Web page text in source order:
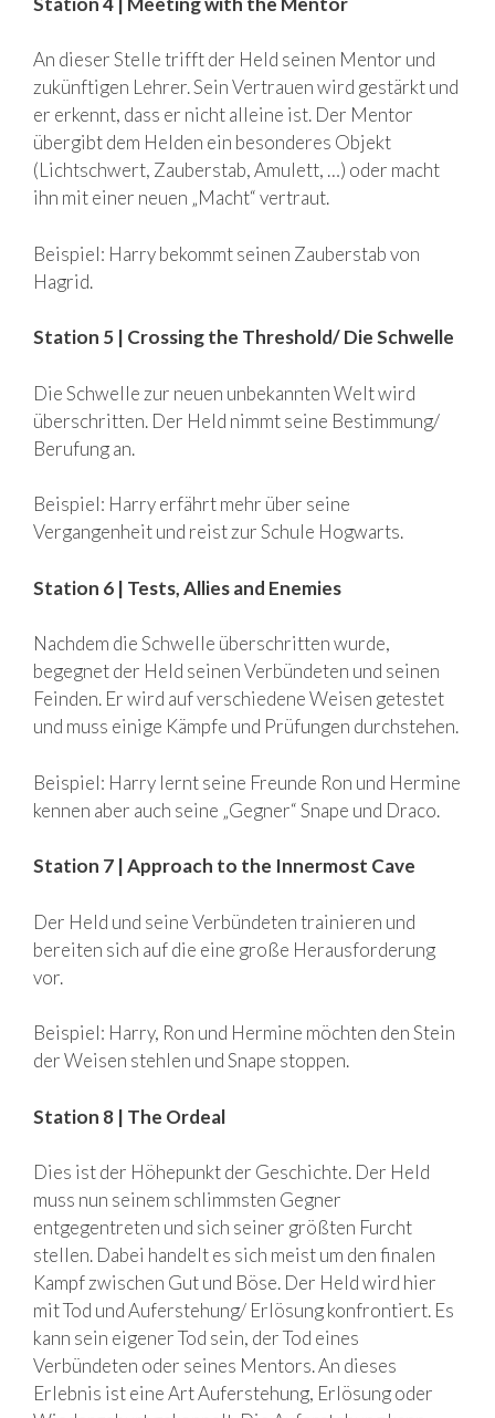
An dieser Stelle trifft der Held seinen Mentor und
zukünftigen Lehrer. Sein Vertrauen wird gestärkt und
er erkennt, dass er nicht alleine ist. Der Mentor
übergibt dem Helden ein besonderes Objekt
(Lichtschwert, Zauberstab, Amulett, …) oder macht
ihn mit einer neuen „Macht“ vertraut.
Beispiel: Harry bekommt seinen Zauberstab von
Hagrid.
Station 5 | Crossing the Threshold/ Die Schwelle
Die Schwelle zur neuen unbekannten Welt wird
überschritten. Der Held nimmt seine Bestimmung/
Berufung an.
Beispiel: Harry erfährt mehr über seine
Vergangenheit und reist zur Schule Hogwarts.
Station 6 | Tests, Allies and Enemies
Nachdem die Schwelle überschritten wurde,
begegnet der Held seinen Verbündeten und seinen
Feinden. Er wird auf verschiedene Weisen getestet
und muss einige Kämpfe und Prüfungen durchstehen.
Beispiel: Harry lernt seine Freunde Ron und Hermine
kennen aber auch seine „Gegner“ Snape und Draco.
Station 7 | Approach to the Innermost Cave
Der Held und seine Verbündeten trainieren und
bereiten sich auf die eine große Herausforderung
vor.
Beispiel: Harry, Ron und Hermine möchten den Stein
der Weisen stehlen und Snape stoppen.
Station 8 | The Ordeal
Dies ist der Höhepunkt der Geschichte. Der Held
muss nun seinem schlimmsten Gegner
entgegentreten und sich seiner größten Furcht
stellen. Dabei handelt es sich meist um den finalen
Kampf zwischen Gut und Böse. Der Held wird hier
mit Tod und Auferstehung/ Erlösung konfrontiert. Es
kann sein eigener Tod sein, der Tod eines
Verbündeten oder seines Mentors. An dieses
Erlebnis ist eine Art Auferstehung, Erlösung oder